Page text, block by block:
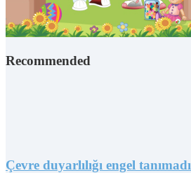
Recommended
Çevre duyarlılığı engel tanımadı